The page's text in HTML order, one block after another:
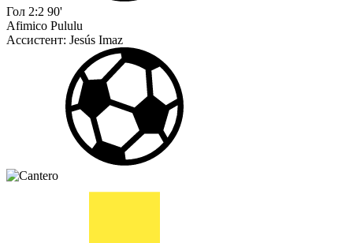
Гол 2:2 90'
Afimico Pululu
Ассистент: Jesús Imaz